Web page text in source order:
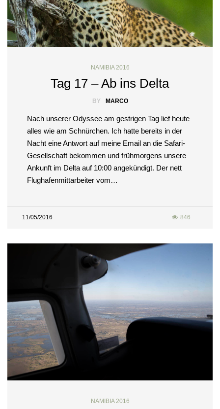
NAMIBIA 2016
Tag 17 – Ab ins Delta
BY MARCO
Nach unserer Odyssee am gestrigen Tag lief heute
alles wie am Schnürchen. Ich hatte bereits in der
Nacht eine Antwort auf meine Email an die Safari-
Gesellschaft bekommen und frühmorgens unsere
Ankunft im Delta auf 10:00 angekündigt. Der nett
Flughafenmittarbeiter vom…
11/05/2016 846
NAMIBIA 2016